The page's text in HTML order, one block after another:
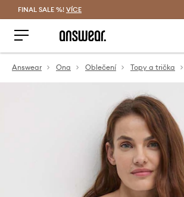
FINAL SALE %! VÍCE
Answear Ona Oblečení Topy a trička